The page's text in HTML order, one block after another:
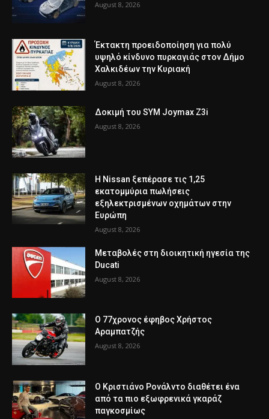
August 8, 2026
Έκτακτη προειδοποίηση για πολύ
υψηλό κίνδυνο πυρκαγιάς στον Δήμο
Χαλκιδέων την Κυριακή
August 8, 2026
Δοκιμή του SYM Joymax Z3i
August 8, 2026
Η Nissan ξεπέρασε τις 1,25
εκατομμύρια πωλήσεις
εξηλεκτρισμένων οχημάτων στην
Ευρώπη
August 8, 2026
Μεταβολές στη διοικητική ηγεσία της
Ducati
August 8, 2026
Ο 77χρονος έφηβος Χρήστος
Αραμπατζής
August 8, 2026
Ο Κριστιάνο Ρονάλντο διαθέτει ένα
από τα πιο εξωφρενικά γκαράζ
παγκοσμίως